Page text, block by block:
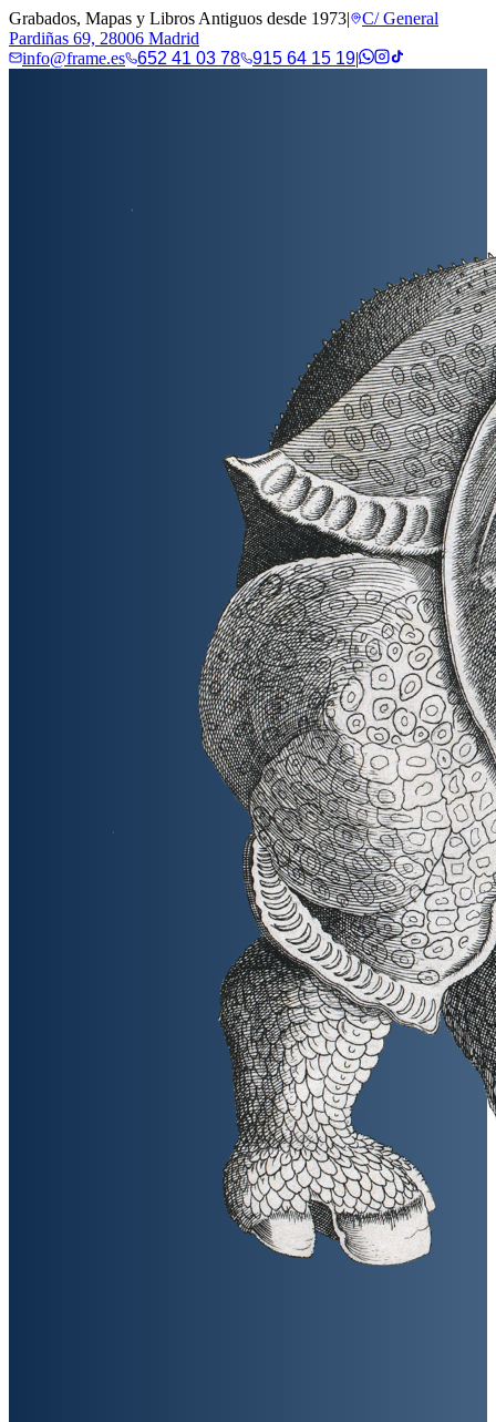
Grabados, Mapas y Libros Antiguos desde 1973|
C/ General
Pardiñas 69, 28006 Madrid
info@frame.es
652 41 03 78 915 64 15 19|